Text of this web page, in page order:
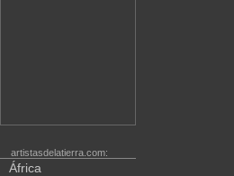
artistasdelatierra.com:
África